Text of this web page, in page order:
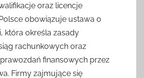
oraz licencje
obowiązuje ustawa o
która określa zasady
rachunkowych oraz
finansowych przez
Firmy zajmujące się